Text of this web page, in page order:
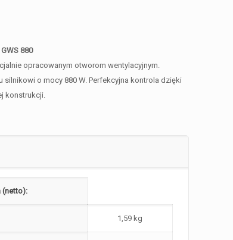
880
opracowanym otworom wentylacyjnym.
o mocy 880 W. Perfekcyjna kontrola dzięki
konstrukcji.
(netto):
1,59 kg